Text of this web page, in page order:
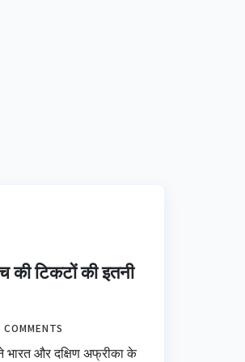
की टिकटों की इतनी
COMMENTS
और दक्षिण अफ्रीका के